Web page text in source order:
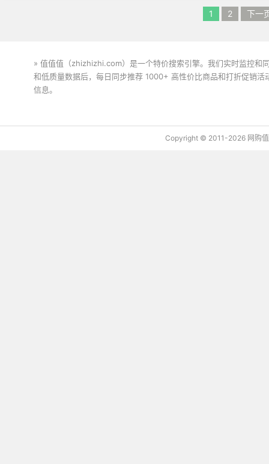
1 2 下一
» 值值值（zhizhizhi.com）是一个特价搜索引擎。我们实时监控和
和低质量数据后，每日同步推荐 1000+ 高性价比商品和打折促销
信息。
Copyright © 2011-2026 网购